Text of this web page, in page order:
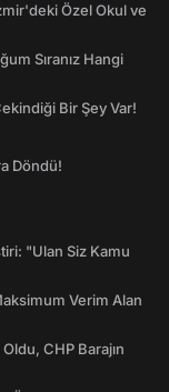
Özel Okul ve
Sıranız Hangi
Bir Şey Var!
Döndü!
"Ulan Siz Kamu
Verim Alan
CHP Barajın